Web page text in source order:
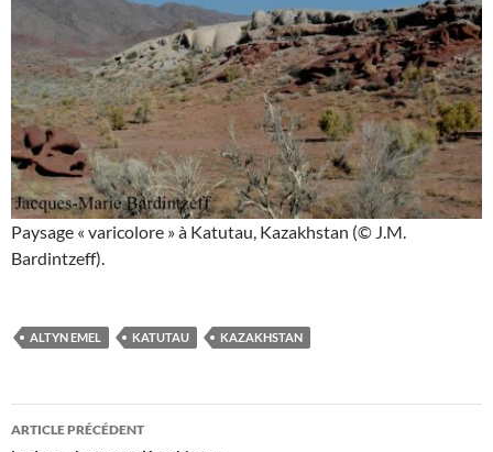
Paysage « varicolore » à Katutau, Kazakhstan (© J.M.
Bardintzeff).
ALTYN EMEL KATUTAU KAZAKHSTAN
Navigation
ARTICLE PRÉCÉDENT